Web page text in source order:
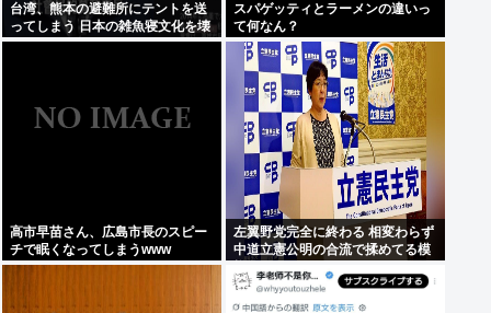
台湾、熊本の避難所にテントを送
ってしまう 日本の雑魚寝文化を壊
すな！
スパゲッティとラーメンの違いっ
て何なん？
高市早苗さん、広島市長のスピー
チで眠くなってしまうwww
左翼野党完全に終わる 相変わらず
中道立憲公明の合流で揉めてる模